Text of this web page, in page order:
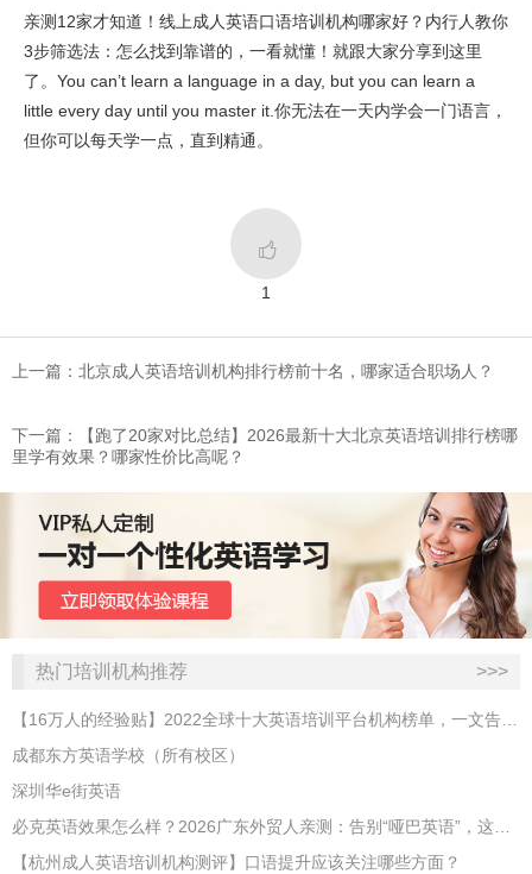
亲测12家才知道！线上成人英语口语培训机构哪家好？内行人教你
3步筛选法：怎么找到靠谱的，一看就懂！就跟大家分享到这里
了。You can’t learn a language in a day, but you can learn a
little every day until you master it.你无法在一天内学会一门语言，
但你可以每天学一点，直到精通。

1
上一篇：北京成人英语培训机构排行榜前十名，哪家适合职场人？
下一篇：【跑了20家对比总结】2026最新十大北京英语培训排行榜哪
里学有效果？哪家性价比高呢？
热门培训机构推荐 >>>
【16万人的经验贴】2022全球十大英语培训平台机构榜单，一文告诉你
成都东方英语学校（所有校区）
深圳华e街英语
必克英语效果怎么样？2026广东外贸人亲测：告别“哑巴英语”，这才是成年人最高效的自救指南！
【杭州成人英语培训机构测评】口语提升应该关注哪些方面？